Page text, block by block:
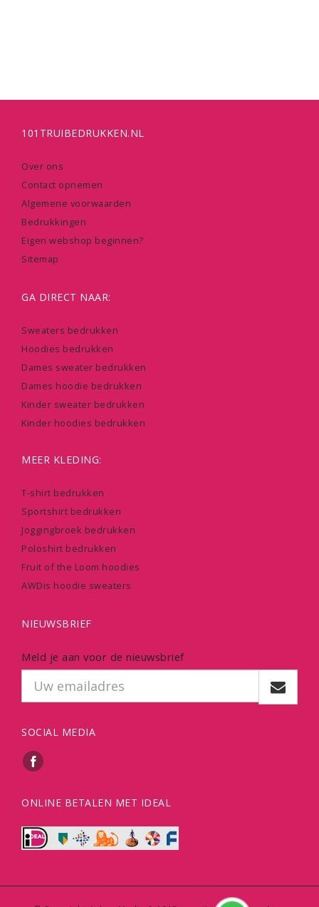
101TRUIBEDRUKKEN.NL
Over ons
Contact opnemen
Algemene voorwaarden
Bedrukkingen
Eigen webshop beginnen?
Sitemap
GA DIRECT NAAR:
Sweaters bedrukken
Hoodies bedrukken
Dames sweater bedrukken
Dames hoodie bedrukken
Kinder sweater bedrukken
Kinder hoodies bedrukken
MEER KLEDING:
T-shirt bedrukken
Sportshirt bedrukken
Joggingbroek bedrukken
Poloshirt bedrukken
Fruit of the Loom hoodies
AWDis hoodie sweaters
NIEUWSBRIEF
Meld je aan voor de nieuwsbrief
SOCIAL MEDIA
ONLINE BETALEN MET IDEAL